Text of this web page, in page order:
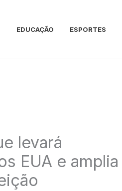
EDUCAÇÃO ESPORTES
levará
EUA e amplia